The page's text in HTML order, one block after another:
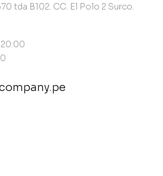
tda B102. CC. El Polo 2 Surco.